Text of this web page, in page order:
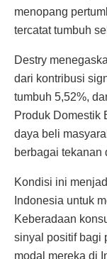
menopang
tercatat tumbuh
Destry
dari kontribusi
tumbuh 5,52%,
Produk Domestik
daya beli
berbagai tekanan
Kondisi ini
Indonesia untuk
Keberadaan
sinyal positif bagi
modal mereka di